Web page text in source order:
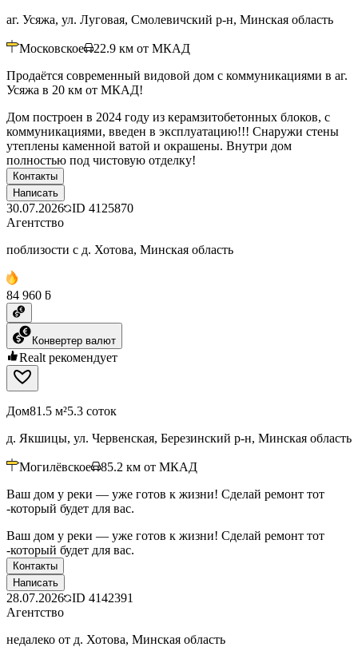
аг. Усяжа, ул. Луговая, Смолевичский р-н, Минская область
Московское 22.9 км от МКАД
Продаётся современный видовой дом с коммуникациями в аг.
Усяжа в 20 км от МКАД!
Дом построен в 2024 году из керамзитобетонных блоков, с
коммуникациями, введен в эксплуатацию!!! Снаружи стены
утеплены каменной ватой и окрашены. Внутри дом
полностью под чистовую отделку!
Контакты
Написать
30.07.2026 ID 4125870
Агентство
поблизости с д. Хотова, Минская область
84 960 ƃ
Конвертер валют
Realt рекомендует
Дом81.5 м²5.3 соток
д. Якшицы, ул. Червенская, Березинский р-н, Минская область
Могилёвское 85.2 км от МКАД
Ваш дом у реки — уже готов к жизни! Сделай ремонт тот
-который будет для вас.
Ваш дом у реки — уже готов к жизни! Сделай ремонт тот
-который будет для вас.
Контакты
Написать
28.07.2026 ID 4142391
Агентство
недалеко от д. Хотова, Минская область